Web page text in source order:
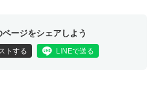
ページをシェアしよう
トする LINEで送る